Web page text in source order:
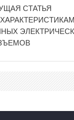
СТАТЬЯ